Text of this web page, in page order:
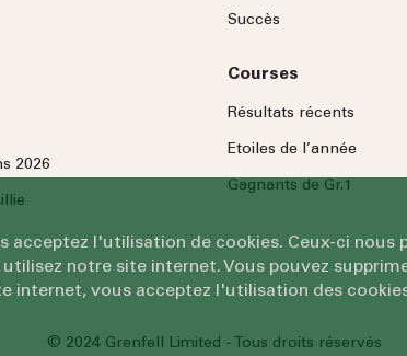
2026
Succès
Courses
Résultats récents
Etoiles de l’année
Gagnants de Gr.1
© 2024 Grenfell Limited - Tous droits réservés
acceptez l'utilisation de cookies. Ceux-ci
notre site internet. Vous pouvez
internet, vous acceptez l'utilisation des